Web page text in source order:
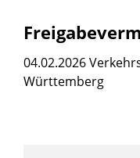
04.02.2026
Württemberg